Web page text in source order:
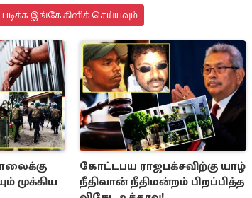
இங்கே கிளிக் செய்யவும்
முக்கிய
கோட்டபய ராஜபக்சவிற்கு யாழ்
நீதிவான் நீதிமன்றம் பிறப்பித்த